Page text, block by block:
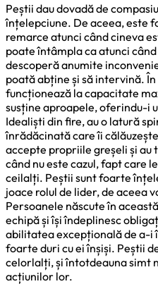
Peștii dau dovadă de
înțelepciune. De aceea, este
remarce atunci când cineva
poate întâmpla ca atunci
descoperă anumite
poată abține și să intervină.
funcționează la capacitate
susține aproapele, oferindu-i
Idealiști din fire, au o latură
înrădăcinată care îi
accepte propriile greșeli și au
când nu este cazul, fapt care
ceilalți. Peștii sunt foarte
joace rolul de lider, de aceea
Persoanele născute în
echipă și își îndeplinesc
abilitatea excepțională de a-i
foarte duri cu ei înșiși. Peștii
celorlalți, și întotdeauna simt
acțiunilor lor.